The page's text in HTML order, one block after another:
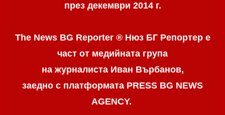
през декември 2014 г.
The News BG Reporter ® Нюз БГ Репортере
част от медийната група
на журналиста Иван Върбанов,
заедно с платформата PRESS BG NEWS
AGENCY.